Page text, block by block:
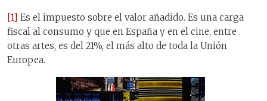
[1] Es el impuesto sobre el valor añadido. Es una carga
fiscal al consumo y que en España y en el cine, entre
otras artes, es del 21%, el más alto de toda la Unión
Europea.